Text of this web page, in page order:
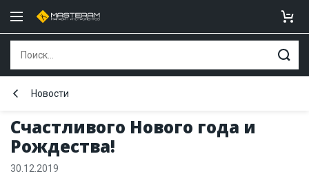
Счастливого Нового года и
Рождества!
Новости
30.12.2019